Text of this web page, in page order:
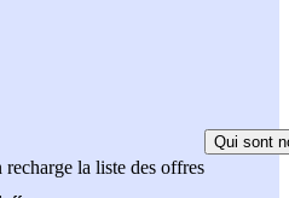
recharge la liste des offres
Qui sont